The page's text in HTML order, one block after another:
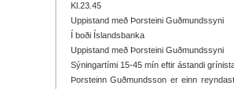
Kl.23.45
Uppistand með Þorsteini Guðmundssyni
Í boði Íslandsbanka
Uppistand með Þorsteini Guðmundssyni
Sýningartími 15-45 mín eftir ástandi
Þorsteinn Guðmundsson er einn